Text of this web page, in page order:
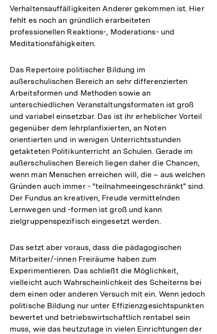
Verhaltensauffälligkeiten Anderer gekommen ist. Hier
fehlt es noch an gründlich erarbeiteten
professionellen Reaktions-, Moderations- und
Meditationsfähigkeiten.
Das Repertoire politischer Bildung im
außerschulischen Bereich an sehr differenzierten
Arbeitsformen und Methoden sowie an
unterschiedlichen Veranstaltungsformaten ist groß
und variabel einsetzbar. Das ist ihr erheblicher Vorteil
gegenüber dem lehrplanfixierten, an Noten
orientierten und in wenigen Unterrichtsstunden
getakteten Politikunterricht an Schulen. Gerade im
außerschulischen Bereich liegen daher die Chancen,
wenn man Menschen erreichen will, die – aus welchen
Gründen auch immer - "teilnahmeeingeschränkt" sind.
Der Fundus an kreativen, Freude vermittelnden
Lernwegen und -formen ist groß und kann
zielgruppenspezifisch eingesetzt werden.
Das setzt aber voraus, dass die pädagogischen
Mitarbeiter/-innen Freiräume haben zum
Experimentieren. Das schließt die Möglichkeit,
vielleicht auch Wahrscheinlichkeit des Scheiterns bei
dem einen oder anderen Versuch mit ein. Wenn jedoch
politische Bildung nur unter Effizienzgesichtspunkten
bewertet und betriebswirtschaftlich rentabel sein
muss, wie das heutzutage in vielen Einrichtungen der